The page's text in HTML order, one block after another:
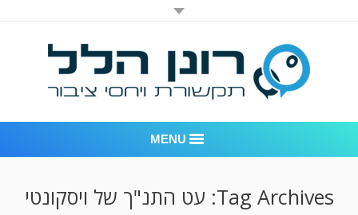
MENU
Tag Archives: עט התנ"ך של ויסקונטי